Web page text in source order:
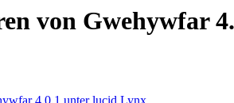
von Gwehywfar